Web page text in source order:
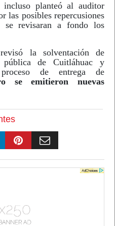
planteó al auditor
las posibles repercusiones
se revisaran a fondo los
la solventación de
pública de Cuitláhuac y
de entrega de
se emitieron nuevas